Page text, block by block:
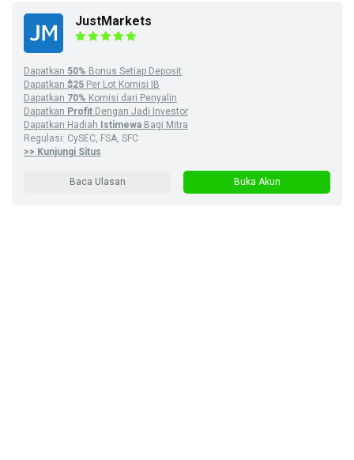
JustMarkets
Dapatkan 50% Bonus Setiap Deposit
Dapatkan $25 Per Lot Komisi IB
Dapatkan 70% Komisi dari Penyalin
Dapatkan Profit Dengan Jadi Investor
Dapatkan Hadiah
Istimewa Bagi Mitra
Regulasi: CySEC, FSA, SFC
>> Kunjungi Situs
Baca Ulasan Buka Akun